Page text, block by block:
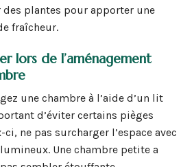
plantes pour apporter une
fraîcheur.
lors de l’aménagement
une chambre à l’aide d’un lit
d’éviter certains pièges
ne pas surcharger l’espace avec
Une chambre petite a